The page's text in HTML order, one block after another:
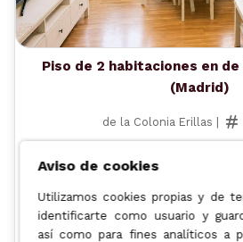
Piso de 2 habitaciones en
(Madrid)
de la Colonia Erillas |
Valor de mercado:
Aviso de cookies
Utilizamos cookies propias y de
identificarte como usuario y
así como para fines analíticos a